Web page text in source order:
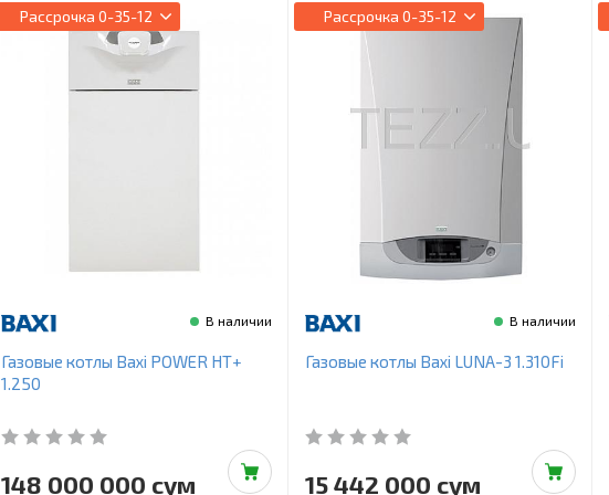
Рассрочка 0-35-12
В наличии
Газовые котлы Baxi POWER HT+
1.250
148 000 000 сум
Рассрочка 0-35-12
В наличии
Газовые котлы Baxi LUNA-3 1.310Fi
15 442 000 сум